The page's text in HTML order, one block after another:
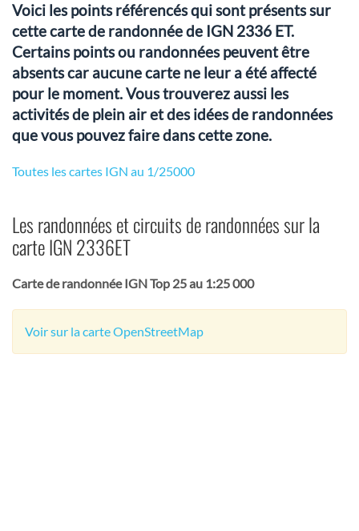
Voici les points référencés qui sont présents sur
cette carte de randonnée de IGN 2336 ET.
Certains points ou randonnées peuvent être
absents car aucune carte ne leur a été affecté
pour le moment. Vous trouverez aussi les
activités de plein air et des idées de randonnées
que vous pouvez faire dans cette zone.
Toutes les cartes IGN au 1/25000
Les randonnées et circuits de randonnées sur la
carte IGN 2336ET
Carte de randonnée IGN Top 25 au 1:25 000
Voir sur la carte OpenStreetMap